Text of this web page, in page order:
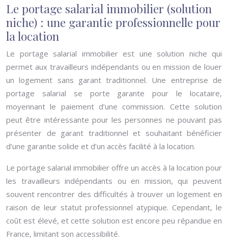
Le portage salarial immobilier (solution
niche) : une garantie professionnelle pour
la location
Le portage salarial immobilier est une solution niche qui
permet aux travailleurs indépendants ou en mission de louer
un logement sans garant traditionnel. Une entreprise de
portage salarial se porte garante pour le locataire,
moyennant le paiement d’une commission. Cette solution
peut être intéressante pour les personnes ne pouvant pas
présenter de garant traditionnel et souhaitant bénéficier
d’une garantie solide et d’un accès facilité à la location.
Le portage salarial immobilier offre un accès à la location pour
les travailleurs indépendants ou en mission, qui peuvent
souvent rencontrer des difficultés à trouver un logement en
raison de leur statut professionnel atypique. Cependant, le
coût est élevé, et cette solution est encore peu répandue en
France, limitant son accessibilité.